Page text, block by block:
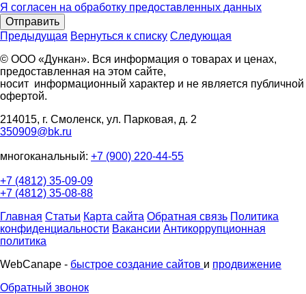
Я согласен на обработку предоставленных данных
Отправить
Предыдущая Вернуться к списку Следующая
© ООО «Дункан». Вся информация о товарах и ценах,
предоставленная на этом сайте,
носит информационный характер и не является публичной
офертой.
214015, г. Смоленск, ул. Парковая, д. 2
350909@bk.ru
многоканальный: +7 (900) 220-44-55
+7 (4812) 35-09-09
+7 (4812) 35-08-88
Главная Статьи Карта сайта Обратная связь Политика
конфиденциальности Вакансии Антикоррупционная
политика
WebCanape - быстрое создание сайтов и продвижение
Обратный звонок